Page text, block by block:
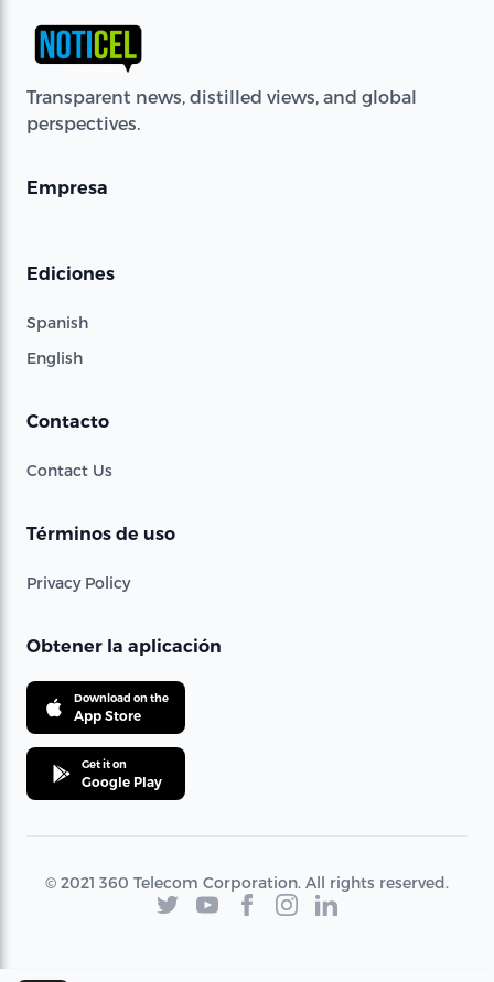
Transparent news, distilled views, and global
perspectives.
Empresa
Ediciones
Spanish
English
Contacto
Contact Us
Términos de uso
Privacy Policy
Obtener la aplicación
Download on the
App Store
Get it on
Google Play
© 2021 360 Telecom Corporation. All rights reserved.